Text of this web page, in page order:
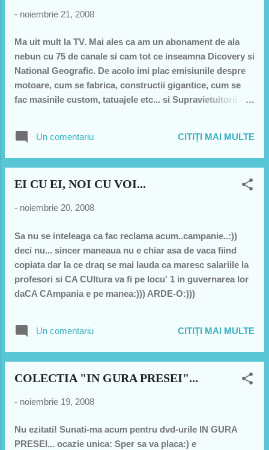
- noiembrie 21, 2008
Ma uit mult la TV. Mai ales ca am un abonament de ala
nebun cu 75 de canale si cam tot ce inseamna Dicovery si
National Geografic. De acolo imi plac emisiunile despre
motoare, cum se fabrica, constructii gigantice, cum se
fac masinile custom, tatuajele etc... si Supravietuitorii.
inapoi la civilizatie. Sunt de astia care mananca rahat de
termite si dorm in frunze de cactus ca sa
"supravietuitor". Un tip nou pe "piata" discovery. El a
camere de filmat. Partea buna e ca a reusit sa stea .. de
funny este ca nu stia sa faca nik. M-am pisat pe mine de
vad cum vorbeste despre el ce cunostinte are despre
supravietuit in conditii extreme. S...
Un comentariu CITIȚI MAI MULTE
EI CU EI, NOI CU VOI...
- noiembrie 20, 2008
Sa nu se inteleaga ca fac reclama acum..campanie..:))
deci nu... sincer maneaua nu e chiar asa de vaca fiind
copiata dar la ce draq se mai lauda ca maresc salariile la
profesori si CA CUltura va fi pe locu' 1 in guvernarea lor
daCA CAmpania e pe manea:))) ARDE-O:)))
Un comentariu CITIȚI MAI MULTE
COLECTIA "IN GURA PRESEI"...
- noiembrie 19, 2008
Nu ezitati! Sunati-ma acum pentru dvd-urile IN GURA
PRESEI... ocazie unica: Sper sa va placa:) e